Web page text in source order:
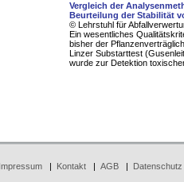
Vergleich der
Beurteilung der Stabilität
© Lehrstuhl für
Ein wesentliches
bisher der
Linzer Substarttest
wurde zur Detektion
Impressum| Kontakt| AGB| Datenschutz